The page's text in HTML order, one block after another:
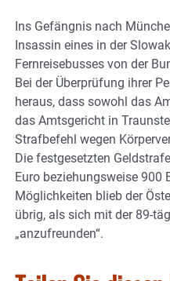
Ins Gefängnis nach
Insassin eines in der
Fernreisebusses von der
Bei der Überprüfung ihrer
heraus, dass sowohl das
das Amtsgericht in
Strafbefehl wegen
Die festgesetzten
Euro beziehungsweise 900
Möglichkeiten blieb der
übrig, als sich mit der 89-
„anzufreunden“.